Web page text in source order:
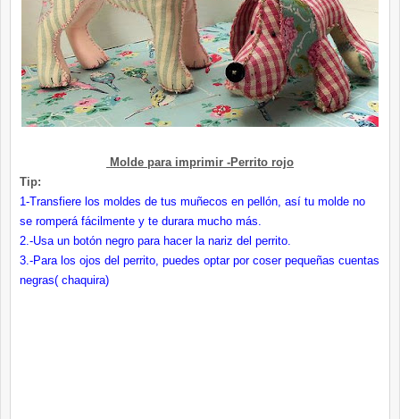
Molde para imprimir -Perrito rojo
Tip:
1-Transfiere los moldes de tus muñecos en pellón, así tu molde no
se romperá fácilmente y te durara mucho más.
2.-Usa un botón negro para hacer la nariz del perrito.
3.-Para los ojos del perrito, puedes optar por coser pequeñas cuentas
negras( chaquira)